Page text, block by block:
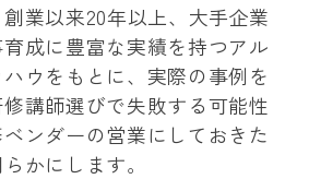
業以来20年以上、大手企業
成に豊富な実績を持つアル
ウをもとに、実際の事例を
講師選びで失敗する可能性
ンダーの営業にしておきた
かにします。